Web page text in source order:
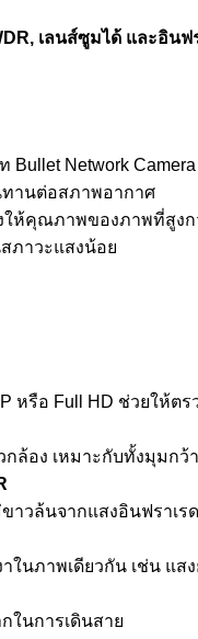
เลนส์ซูมได้ และอิ
Bullet Network
านต่อสภาพอากาศ
ให้คุณภาพของภาพที่สูงกว่
ภาวะแสงน้อย
รือ Full HD ช่วยให้ตร
ล้อง เหมาะกับทั้งมุมกว้
าวล้นจากแสงอินฟราเรด
นภาพเดียวกัน เช่น แส
ในการเดินสาย